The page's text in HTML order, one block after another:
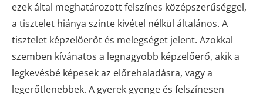
ezek által meghatározott felszínes középszerűséggel,
a tisztelet hiánya szinte kivétel nélkül általános. A
tisztelet képzelőerőt és melegséget jelent. Azokkal
szemben kívánatos a legnagyobb képzelőerő, akik a
legkevésbé képesek az előrehaladásra, vagy a
legerőtlenebbek. A gyerek gyenge és felszínesen